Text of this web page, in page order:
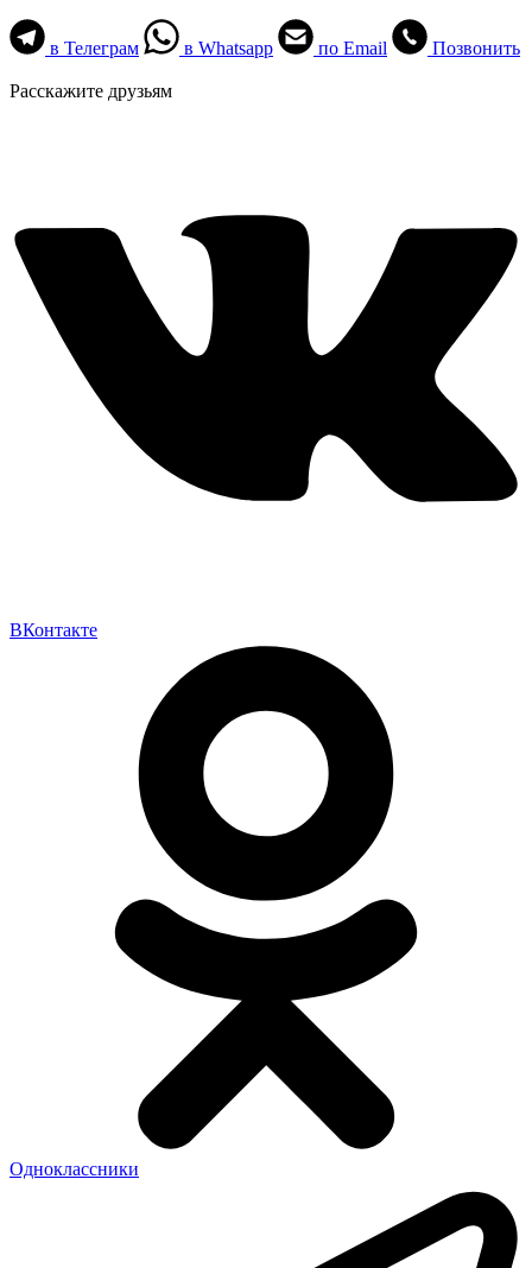
в Телеграм в Whatsapp по Email Позвонить
Расскажите друзьям
ВКонтакте
Одноклассники